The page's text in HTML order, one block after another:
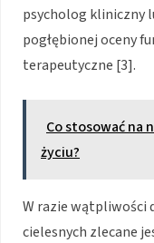
psycholog kliniczny
pogłębionej oceny
terapeutyczne [3].
Co stosować na
życiu?
W razie wątpliwości
cielesnych zlecane